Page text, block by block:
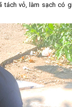
vỏ, làm sạch có